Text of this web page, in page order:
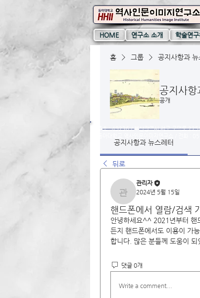
HOME 연구소 소개 학술연
홈 그룹 공지사항과 뉴
공지사항
공개
공지사항과 뉴스레터
뒤로
관리자
관리자
2024년 5월 15일
핸드폰에서 열람/검색
안녕하세요^^ 2021년부터 핸
든지 핸드폰에서도 이용이 가
합니다. 많은 분들께 도움이 되
댓글 0개
Write a comment...
주소 : 49236 / 부산광역시 서구 구덕로